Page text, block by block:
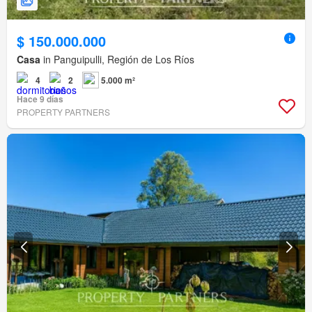
$ 150.000.000
Casa in Panguipulli, Región de Los Ríos
4 2
5.000 m²
Hace 9 días
PROPERTY PARTNERS